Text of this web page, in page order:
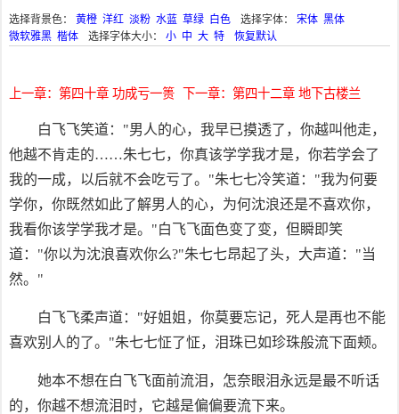
选择背景色： 黄橙 洋红 淡粉 水蓝 草绿 白色 选择字体： 宋体 黑体
微软雅黑 楷体 选择字体大小： 小 中 大 特 恢复默认
上一章：第四十章 功成亏一篑 下一章：第四十二章 地下古楼兰
白飞飞笑道："男人的心，我早已摸透了，你越叫他走，
他越不肯走的……朱七七，你真该学学我才是，你若学会了
我的一成，以后就不会吃亏了。"朱七七冷笑道："我为何要
学你，你既然如此了解男人的心，为何沈浪还是不喜欢你，
我看你该学学我才是。"白飞飞面色变了变，但瞬即笑
道："你以为沈浪喜欢你么?"朱七七昂起了头，大声道："当
然。"
白飞飞柔声道："好姐姐，你莫要忘记，死人是再也不能
喜欢别人的了。"朱七七怔了怔，泪珠已如珍珠般流下面颊。
她本不想在白飞飞面前流泪，怎奈眼泪永远是最不听话
的，你越不想流泪时，它越是偏偏要流下来。